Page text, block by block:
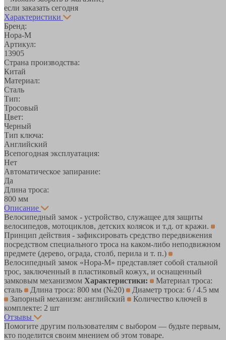
если заказать сегодня
Характеристики
Бренд:
Нора-М
Артикул:
13905
Страна производства:
Китай
Материал:
Сталь
Тип:
Тросовый
Цвет:
Черный
Тип ключа:
Английский
Всепогодная эксплуатация:
Нет
Автоматическое запирание:
Да
Длина троса:
800 мм
Описание
Велосипедный замок - устройство, служащее для защиты
велосипедов, мотоциклов, детских колясок и т.д. от кражи.
Принцип действия - зафиксировать средство передвижения
посредством специального троса на каком-либо неподвижном
предмете (дерево, ограда, столб, перила и т. п.)
Велосипедный замок «Нора-М» представляет собой стальной
трос, заключенный в пластиковый кожух, и оснащенный
замковым механизмом Характеристики:
Материал троса:
сталь
Длина троса: 800 мм (№20)
Диаметр троса: 6 / 4.5 мм
Запорный механизм: английский
Количество ключей в
комплекте: 2 шт
Отзывы
Помогите другим пользователям с выбором — будьте первым,
кто поделится своим мнением об этом товаре.